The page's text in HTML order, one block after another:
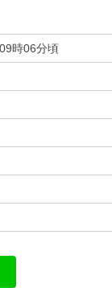
時06分頃